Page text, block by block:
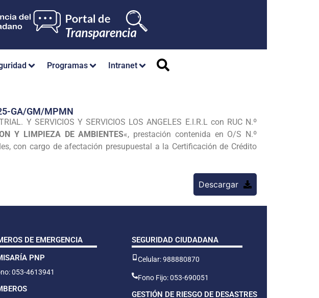
Programas Intranet
GA/GM/MPMN
Y SERVICIOS Y SERVICIOS LOS ANGELES E.I.R.L con RUC N.º
Y LIMPIEZA DE AMBIENTES«, prestación contenida en O/S N.º
con cargo de afectación presupuestal a la Certificación de Crédito
Descargar
DE EMERGENCIA
PNP
053-4613941
SEGURIDAD CIUDADANA
Celular: 988880870
Fono Fijo: 053-690051
GESTIÓN DE RIESGO DE DESASTRES